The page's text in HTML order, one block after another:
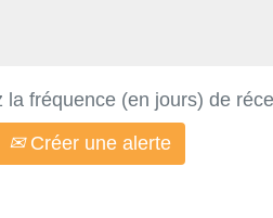
la fréquence (en jours) de
Créer une alerte